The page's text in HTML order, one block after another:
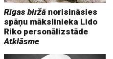
Rīgas biržā norisināsies
spāņu mākslinieka Lido
Riko personālizstāde
Atklāsme